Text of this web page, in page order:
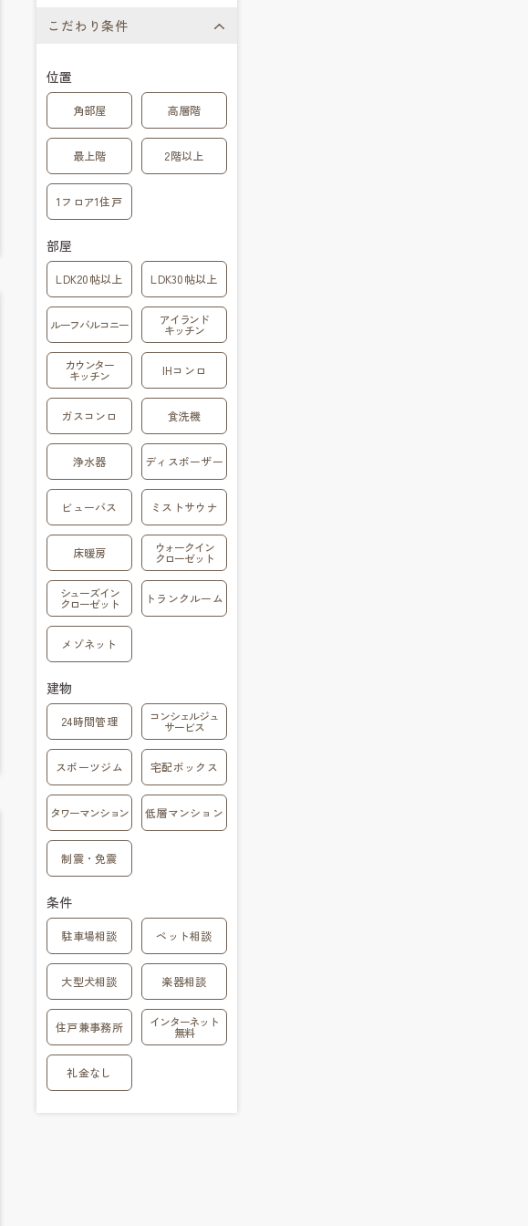
こだわり条件
位置
角部屋 高層階
最上階 2階以上
1フロア1住戸
部屋
LDK20帖以上 LDK30帖以上
ルーフバルコニー アイランド
キッチン
カウンター
キッチン IHコンロ
ガスコンロ 食洗機
浄水器 ディスポーザー
ビューバス ミストサウナ
床暖房 ウォークイン
クローゼット
シューズイン
クローゼット トランクルーム
メゾネット
建物
24時間管理 コンシェルジュ
サービス
スポーツジム 宅配ボックス
タワーマンション 低層マンション
制震・免震
条件
駐車場相談 ペット相談
大型犬相談 楽器相談
住戸兼事務所 インターネット
無料
礼金なし